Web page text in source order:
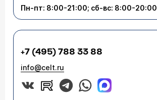
Пн-пт: 8:00-21:00; сб-вс: 8:00-20:00
+7 (495) 788 33 88
info@celt.ru